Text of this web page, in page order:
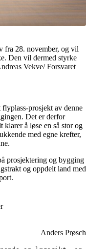
28. november, og vil
Den vil dermed styrke
Vekve/ Forsvaret
prosjekt av denne
Det er derfor
å løse en så stor og
med egne krefter,
prosjektering og bygging
og oppdelt land med
Anders Prøsch